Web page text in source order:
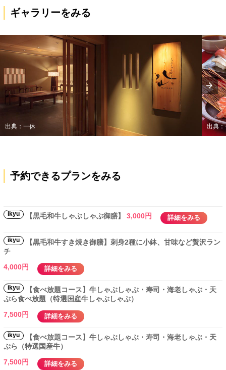
ギャラリーをみる
出典：一休 出典
予約できるプランをみる
ikyu 【黒毛和牛しゃぶしゃぶ御膳】 3,000円 詳細をみる
ikyu
【黒毛和牛すき焼き御膳】刺身2種に小鉢、甘味など贅沢ラン
チ
4,000円
詳細をみる
ikyu
【食べ放題コース】牛しゃぶしゃぶ・寿司・海老しゃぶ・天
ぷら食べ放題（特選国産牛しゃぶしゃぶ）
7,500円
詳細をみる
ikyu
【食べ放題コース】牛しゃぶしゃぶ・寿司・海老しゃぶ・天
ぷら（特選国産牛）
7,500円
詳細をみる